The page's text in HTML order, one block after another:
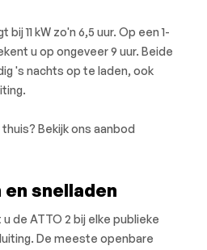
11 kW zo'n 6,5 uur. Op een 1-
u op ongeveer 9 uur. Beide
's nachts op te laden, ook
Bekijk ons aanbod
en snelladen
de ATTO 2 bij elke publieke
De meeste openbare